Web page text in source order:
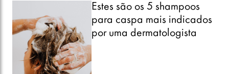
Estes são os 5 shampoos
para caspa mais indicados
por uma dermatologista